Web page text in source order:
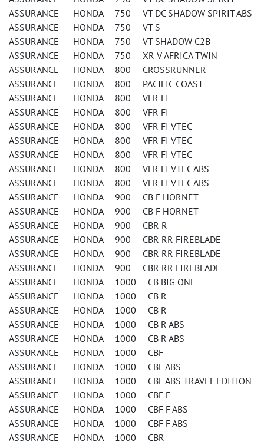
ASSURANCE HONDA 750 VT DC SHADOW SPIRIT ABS
ASSURANCE HONDA 750 VT S
ASSURANCE HONDA 750 VT SHADOW C2B
ASSURANCE HONDA 750 XR V AFRICA TWIN
ASSURANCE HONDA 800 CROSSRUNNER
ASSURANCE HONDA 800 PACIFIC COAST
ASSURANCE HONDA 800 VFR FI
ASSURANCE HONDA 800 VFR FI
ASSURANCE HONDA 800 VFR FI VTEC
ASSURANCE HONDA 800 VFR FI VTEC
ASSURANCE HONDA 800 VFR FI VTEC
ASSURANCE HONDA 800 VFR FI VTEC ABS
ASSURANCE HONDA 800 VFR FI VTEC ABS
ASSURANCE HONDA 900 CB F HORNET
ASSURANCE HONDA 900 CB F HORNET
ASSURANCE HONDA 900 CBR R
ASSURANCE HONDA 900 CBR RR FIREBLADE
ASSURANCE HONDA 900 CBR RR FIREBLADE
ASSURANCE HONDA 900 CBR RR FIREBLADE
ASSURANCE HONDA 1000 CB BIG ONE
ASSURANCE HONDA 1000 CB R
ASSURANCE HONDA 1000 CB R
ASSURANCE HONDA 1000 CB R ABS
ASSURANCE HONDA 1000 CB R ABS
ASSURANCE HONDA 1000 CBF
ASSURANCE HONDA 1000 CBF ABS
ASSURANCE HONDA 1000 CBF ABS TRAVEL EDITION
ASSURANCE HONDA 1000 CBF F
ASSURANCE HONDA 1000 CBF F ABS
ASSURANCE HONDA 1000 CBF F ABS
ASSURANCE HONDA 1000 CBR